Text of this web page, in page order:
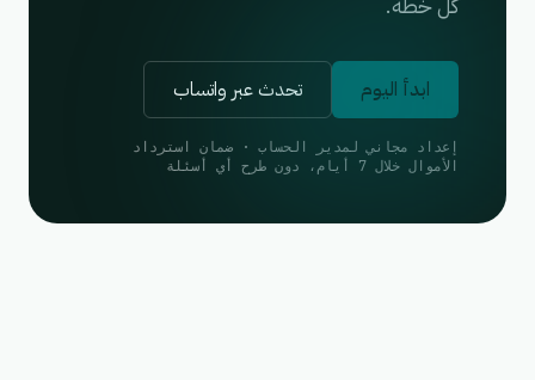
ابدأ اليوم تحدث عبر واتساب
إعداد مجاني لمدير الحساب · ضمان استرداد
الأموال خلال 7 أيام، دون طرح أي أسئلة